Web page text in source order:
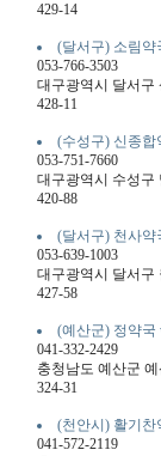
429-14
(달서구) 소림약
053-766-3503
대구광역시 달서구
428-11
(수성구) 신종합
053-751-7660
대구광역시 수성구
420-88
(달서구) 천사약
053-639-1003
대구광역시 달서구
427-58
(예산군) 정약국
041-332-2429
충청남도 예산군
324-31
(천안시) 활기찬
041-572-2119